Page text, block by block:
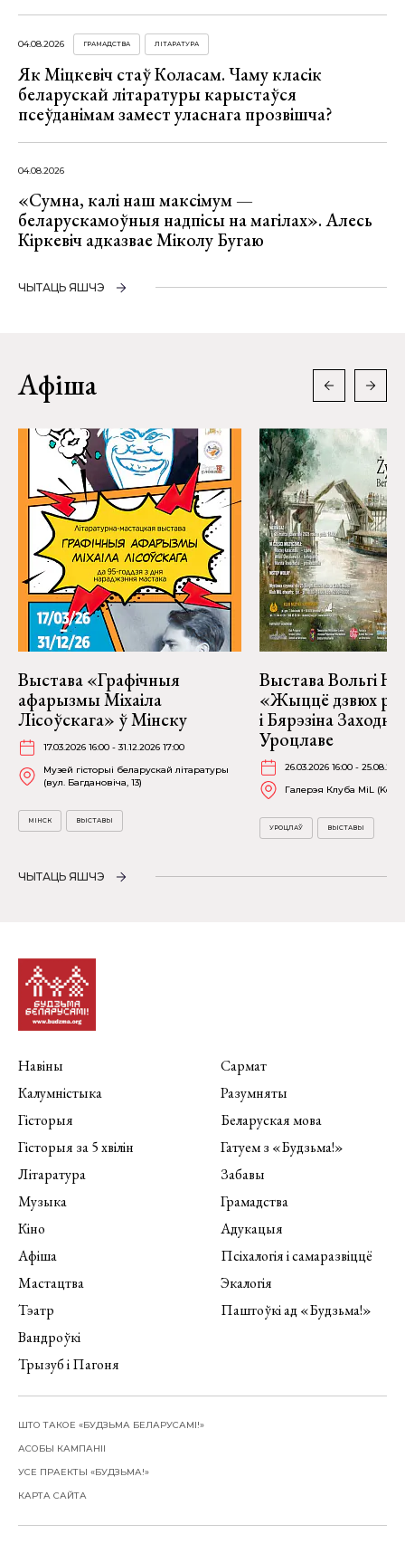
04.08.2026 ГРАМАДСТВА ЛІТАРАТУРА
Як Міцкевіч стаў Коласам. Чаму класік
беларускай літаратуры карыстаўся
псеўданімам замест уласнага прозвішча?
04.08.2026
«Сумна, калі наш максімум —
беларускамоўныя надпісы на магілах». Алесь
Кіркевіч адказвае Міколу Бугаю
ЧЫТАЦЬ ЯШЧЭ
Афіша
Выстава «Графічныя
афарызмы Міхаіла
Лісоўскага» ў Мінску
17.03.2026 16:00 - 31.12.2026 17:00
Музей гісторыі беларускай літаратуры
(вул. Багдановіча, 13)
МІНСК ВЫСТАВЫ
Выстава Вольгі
«Жыццё дзвюх
і Бярэзіна
Уроцлаве
26.03.2026 16:00 -
Галерэя Клуба MiL
УРОЦЛАЎ ВЫСТАВЫ
ЧЫТАЦЬ ЯШЧЭ
Навіны
Калумністыка
Гісторыя
Гісторыя за 5 хвілін
Літаратура
Музыка
Кіно
Афіша
Мастацтва
Тэатр
Вандроўкі
Трызуб і Пагоня
Сармат
Разумняты
Беларуская мова
Гатуем з «Будзьма!»
Забавы
Грамадства
Адукацыя
Псіхалогія і самаразвіццё
Экалогія
Паштоўкі ад «Будзьма!»
ШТО ТАКОЕ «БУДЗЬМА БЕЛАРУСАМІ!»
АСОБЫ КАМПАНІІ
УСЕ ПРАЕКТЫ «БУДЗЬМА!»
КАРТА САЙТА